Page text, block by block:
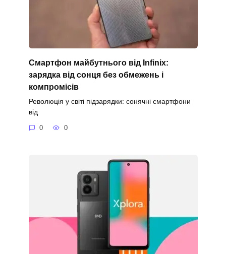
Смартфон майбутнього від Infinix:
зарядка від сонця без обмежень і
компромісів
Революція у світі підзарядки: сонячні смартфони
від
0 0